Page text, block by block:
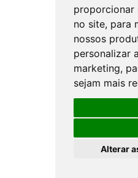
proporcionar
no site, para
nossos
personalizar
marketing,
sejam mais
Alterar